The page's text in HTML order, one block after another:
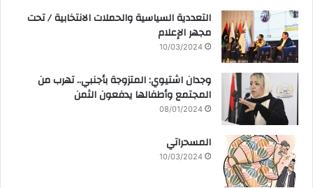
التعددية السياسية والحملات الانتخابية / تحت
مجهر الإعلام
10/03/2024
وجدان اشتيوي: المتزوجة بأجنبي.. تهرب من
المجتمع وأطفالها يدفعون الثمن
08/01/2024
المسحراتي
10/03/2024